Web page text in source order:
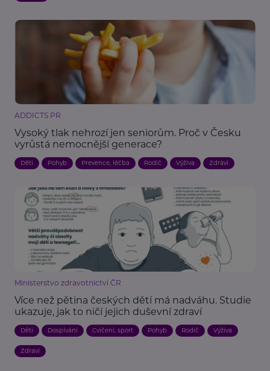
ADDICTS PR
Vysoký tlak nehrozí jen seniorům. Proč v Česku
vyrůstá nemocnější generace?
Děti Pohyb Prevence, léčba Rodič Výživa Zdraví
Ministerstvo zdravotnictví ČR
Více než pětina českých dětí má nadváhu. Studie
ukazuje, jak to ničí jejich duševní zdraví
Děti Dospívání Cvičení, sport Pohyb Rodič Výživa
Zdraví